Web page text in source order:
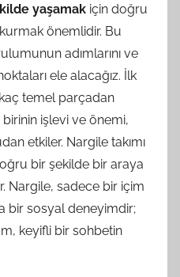
yaşamak için doğru
önemlidir. Bu
adımlarını ve
ele alacağız. İlk
temel parçadan
işlevi ve önemi,
etkiler. Nargile takımı
bir şekilde bir araya
Nargile, sadece bir içim
bir sosyal deneyimdir;
keyifli bir sohbetin